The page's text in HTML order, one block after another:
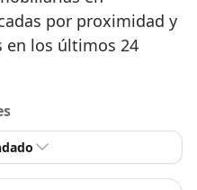
por proximidad y
en los últimos 24